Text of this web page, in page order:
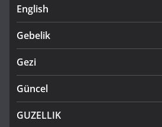
English
Gebelik
Gezi
Güncel
GUZELLIK